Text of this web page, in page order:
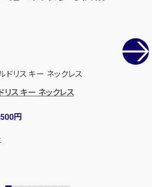
リス キー ネックレス
円